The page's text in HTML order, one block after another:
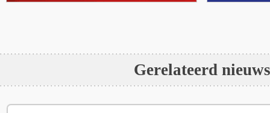
Gerelateerd nieuws